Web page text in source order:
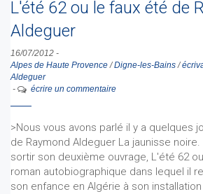
L'été 62 ou le faux été de
Aldeguer
16/07/2012 -
Alpes de Haute Provence/Digne-les-Bains/
Aldeguer
-
écrire un commentaire
>Nous vous avons parlé il y a quelques
de Raymond Aldeguer La jaunisse
sortir son deuxième ouvrage, L'été 62
roman autobiographique dans lequel il
son enfance en Algérie à son